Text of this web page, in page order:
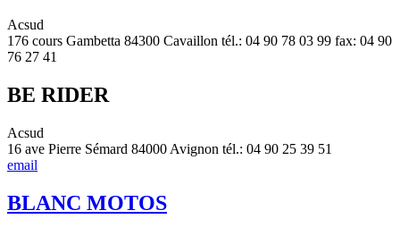
Acsud
176 cours Gambetta 84300 Cavaillon tél.: 04 90 78 03 99 fax: 04 90
76 27 41
BE RIDER
Acsud
16 ave Pierre Sémard 84000 Avignon tél.: 04 90 25 39 51
email
BLANC MOTOS